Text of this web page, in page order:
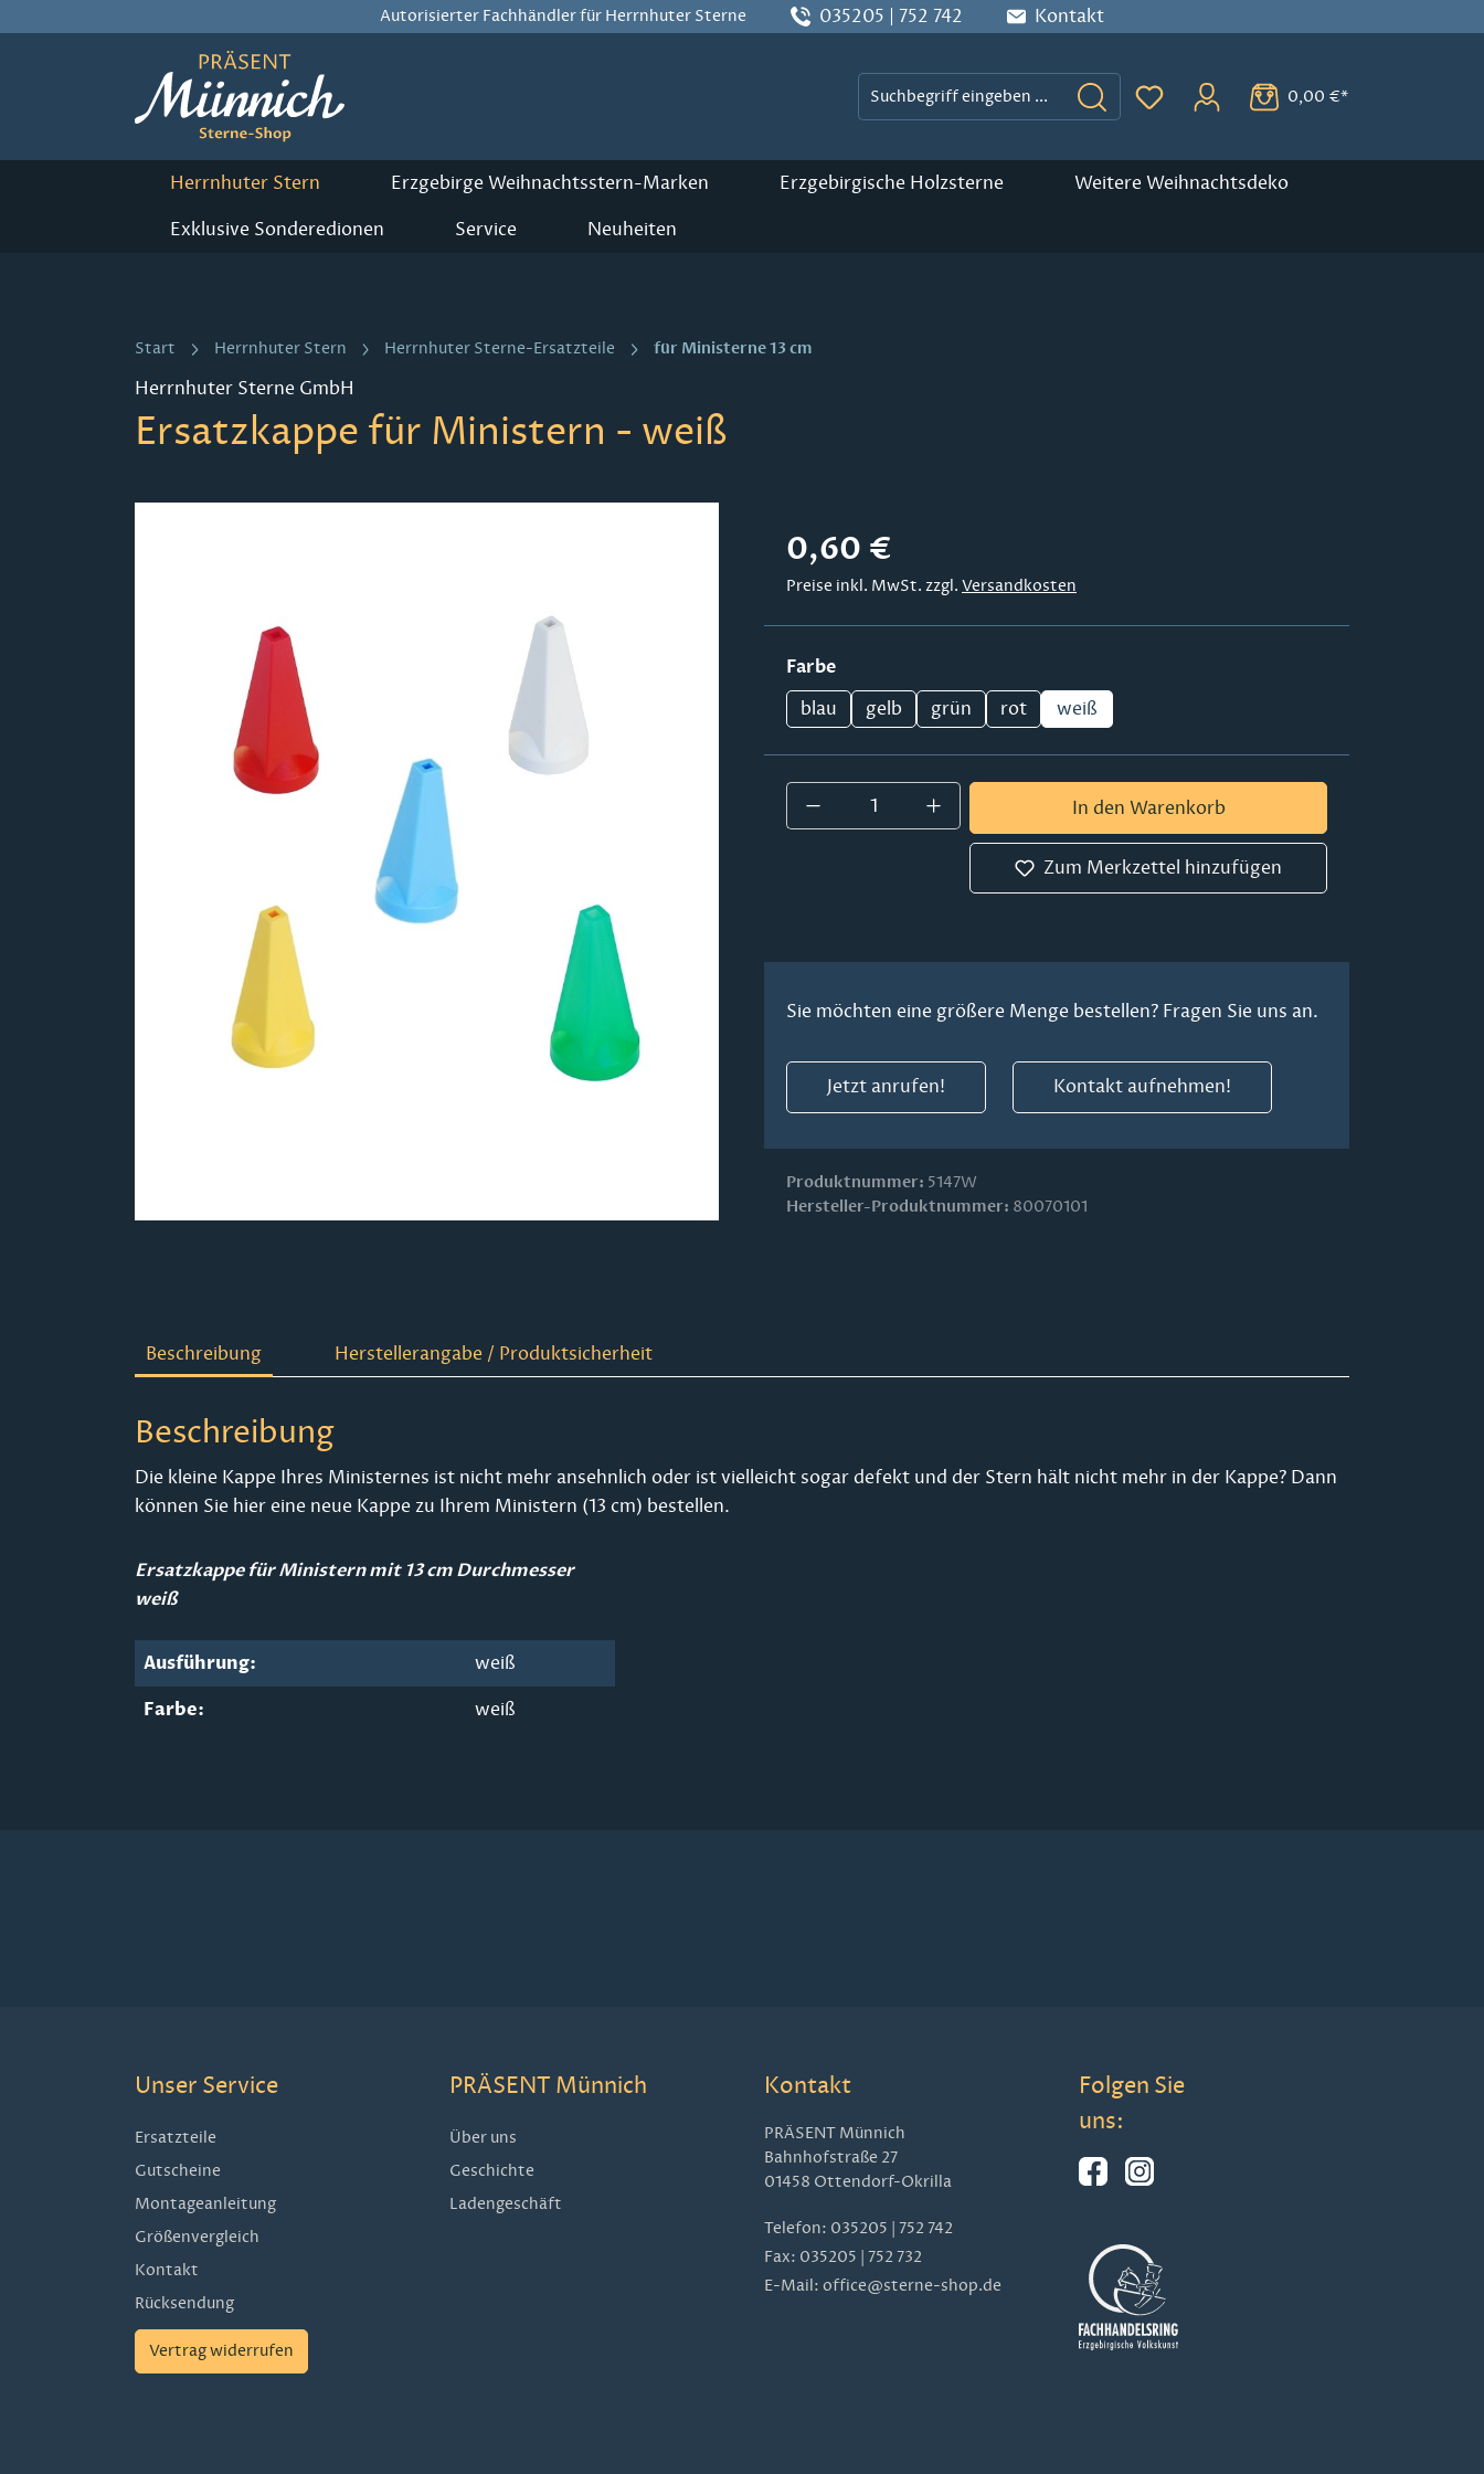
Autorisierter Fachhändler für Herrnhuter Sterne 035205 | 752 742 Kontakt
Du hast 0 Produkte auf dem
0,00 €*
Herrnhuter Stern Erzgebirge Weihnachtsstern-Marken Erzgebirgische Holzsterne Weitere Weihnachtsdeko
Exklusive Sonderedionen Service Neuheiten
Start Herrnhuter Stern Herrnhuter Sterne-Ersatzteile für Ministerne 13 cm
Herrnhuter Sterne GmbH
Ersatzkappe für Ministern - weiß
Regulärer Preis:
0,60 €
Preise inkl. MwSt. zzgl. Versandkosten
Farbeauswählen
blau
gelb grün rot weiß
Produkt Anzahl: Gib den gewünschten Wert ein oder
In den Warenkorb
Zum Merkzettel hinzufügen
Sie möchten eine größere Menge bestellen? Fragen Sie uns an.
Jetzt anrufen! Kontakt aufnehmen!
Produktnummer: 5147W
Hersteller-Produktnummer: 80070101
Beschreibung Herstellerangabe / Produktsicherheit
Beschreibung
Die kleine Kappe Ihres Ministernes ist nicht mehr ansehnlich oder ist vielleicht sogar defekt und der Stern hält nicht mehr in der Kappe? Dann
können Sie hier eine neue Kappe zu Ihrem Ministern (13 cm) bestellen.
Ersatzkappe für Ministern mit 13 cm Durchmesser
weiß
Ausführung: weiß
Farbe: weiß
Unser Service
Ersatzteile
Gutscheine
Montageanleitung
Größenvergleich
Kontakt
Rücksendung
Vertrag widerrufen
PRÄSENT Münnich
Über uns
Geschichte
Ladengeschäft
Kontakt
PRÄSENT Münnich
Bahnhofstraße 27
01458 Ottendorf-Okrilla
Telefon: 035205 | 752 742
Fax: 035205 | 752 732
E-Mail: office@sterne-shop.de
Folgen Sie
uns: